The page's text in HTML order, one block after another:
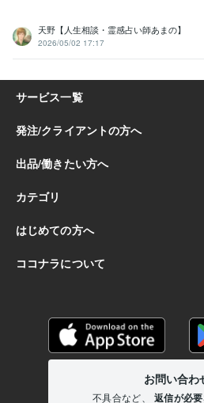
天野【人生相談・霊感占い師あまの】
2026/05/02 17:17